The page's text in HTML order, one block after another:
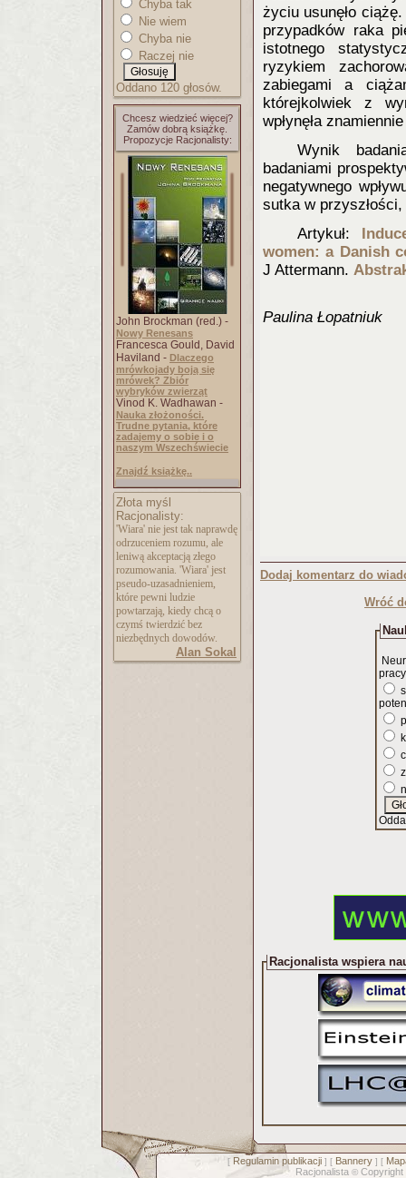
Chyba tak
Nie wiem
Chyba nie
Raczej nie
Oddano 120 głosów.
Chcesz wiedzieć więcej?
Zamów dobrą książkę.
Propozycje Racjonalisty:
John Brockman (red.) -
Nowy Renesans
Francesca Gould, David
Haviland - Dlaczego
mrówkojady boją się
mrówek? Zbiór
wybryków zwierząt
Vinod K. Wadhawan -
Nauka złożoności.
Trudne pytania, które
zadajemy o sobie i o
naszym Wszechświecie
Znajdź książkę..
Złota myśl
Racjonalisty:
'Wiara' nie jest tak naprawdę
odrzuceniem rozumu, ale
leniwą akceptacją złego
rozumowania. 'Wiara' jest
pseudo-uzasadnieniem,
które pewni ludzie
powtarzają, kiedy chcą o
czymś twierdzić bez
niezbędnych dowodów.
Alan Sokal
życiu usunęło
przypadków raka
istotnego
ryzykiem
zabiegami a
którejkolwiek z
wpłynęła
Wynik
badaniami
negatywnego
sutka w przyszłości,
Artykuł:
women: a Danish
J Attermann.
Paulina Łopatniuk
Dodaj komentarz do
Wróć
Racjonalista wspiera
[ Regulamin publikacji] [ Bannery] [
Racjonalista © Copyright